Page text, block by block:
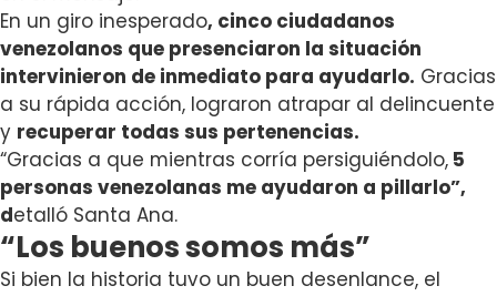
En un giro inesperado, cinco ciudadanos
venezolanos que presenciaron la situación
intervinieron de inmediato para ayudarlo. Gracias
a su rápida acción, lograron atrapar al delincuente
y recuperar todas sus pertenencias.
“Gracias a que mientras corría persiguiéndolo, 5
personas venezolanas me ayudaron a pillarlo”,
detalló Santa Ana.
“Los buenos somos más”
Si bien la historia tuvo un buen desenlance, el